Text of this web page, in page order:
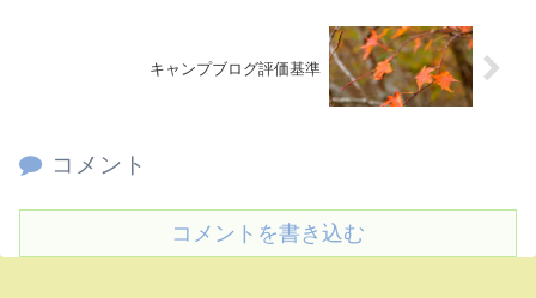
キャンプブログ評価基準
コメント
コメントを書き込む